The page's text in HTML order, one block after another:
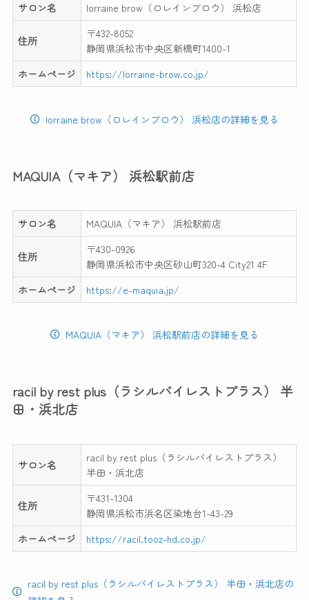
サロン名 lorraine brow（ロレインブロウ） 浜松店
住所
〒432-8052
静岡県浜松市中央区新橋町1400-1
ホームページ
https://lorraine-brow.co.jp/
lorraine brow（ロレインブロウ） 浜松店の詳細を見る
MAQUIA（マキア） 浜松駅前店
サロン名 MAQUIA（マキア） 浜松駅前店
住所
〒430-0926
静岡県浜松市中央区砂山町320-4 City21 4F
ホームページ
https://e-maquia.jp/
MAQUIA（マキア） 浜松駅前店の詳細を見る
racil by rest plus（ラシルバイレストプラス） 半
田・浜北店
サロン名
racil by rest plus（ラシルバイレストプラス）
半田・浜北店
住所
〒431-1304
静岡県浜松市浜名区染地台1-43-29
ホームページ
https://racil.tooz-hd.co.jp/
racil by rest plus（ラシルバイレストプラス） 半田・浜北店の